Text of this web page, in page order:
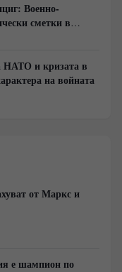
Военно-
сметки в
НАТО и кризата в
на войната
от Маркс и
е шампион по